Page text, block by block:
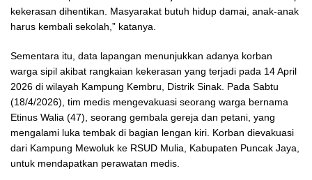
kekerasan dihentikan. Masyarakat butuh hidup damai, anak-anak
harus kembali sekolah,” katanya.
Sementara itu, data lapangan menunjukkan adanya korban
warga sipil akibat rangkaian kekerasan yang terjadi pada 14 April
2026 di wilayah Kampung Kembru, Distrik Sinak. Pada Sabtu
(18/4/2026), tim medis mengevakuasi seorang warga bernama
Etinus Walia (47), seorang gembala gereja dan petani, yang
mengalami luka tembak di bagian lengan kiri. Korban dievakuasi
dari Kampung Mewoluk ke RSUD Mulia, Kabupaten Puncak Jaya,
untuk mendapatkan perawatan medis.